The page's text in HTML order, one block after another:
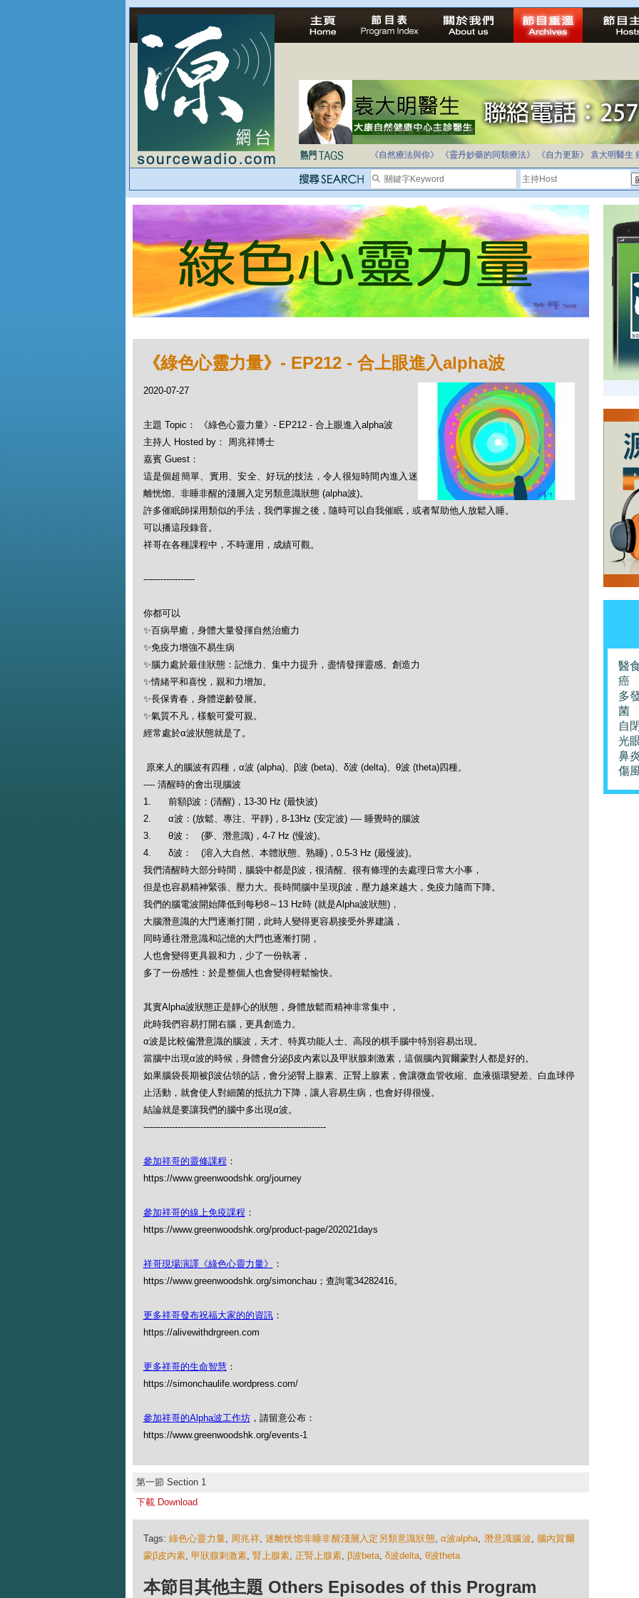
法治社會並不等同公正社會
自家教育合法化-推動多元化教育，全民學卷制
《自然療法與你》 《靈丹妙藥的同類療法》 《自力更新》 袁大明醫生
《綠色心靈力量》- EP212 - 合上眼進入alpha波
2020-07-27
主題 Topic： 《綠色心靈力量》- EP212 - 合上眼進入alpha波
主持人 Hosted by： 周兆祥博士
嘉賓 Guest：
這是個超簡單、實用、安全、好玩的技法，令人很短時間內進入迷
離恍惚、非睡非醒的淺層入定另類意識狀態 (alpha波)。
許多催眠師採用類似的手法，我們掌握之後，隨時可以自我催眠，或者幫助他人放鬆入睡。
可以播這段錄音。
祥哥在各種課程中，不時運用，成績可觀。
------------------
你都可以
✨百病早癒，身體大量發揮自然治癒力
✨免疫力增強不易生病
✨腦力處於最佳狀態：記憶力、集中力提升，盡情發揮靈感、創造力
✨情緒平和喜悅，親和力增加。
✨長保青春，身體逆齡發展。
✨氣質不凡，樣貌可愛可親。
經常處於α波狀態就是了。
原來人的腦波有四種，α波 (alpha)、β波 (beta)、δ波 (delta)、θ波 (theta)四種。
---- 清醒時的會出現腦波
1. 前額β波：(清醒)，13-30 Hz (最快波)
2. α波：(放鬆、專注、平靜)，8-13Hz (安定波) ---- 睡覺時的腦波
3. θ波： (夢、潛意識)，4-7 Hz (慢波)。
4. δ波： (溶入大自然、本體狀態、熟睡)，0.5-3 Hz (最慢波)。
我們清醒時大部分時間，腦袋中都是β波，很清醒、很有條理的去處理日常大小事，
但是也容易精神緊張、壓力大。長時間腦中呈現β波，壓力越來越大，免疫力隨而下降。
我們的腦電波開始降低到每秒8～13 Hz時 (就是Alpha波狀態)，
大腦潛意識的大門逐漸打開，此時人變得更容易接受外界建議，
同時通往潛意識和記憶的大門也逐漸打開，
人也會變得更具親和力，少了一份執著，
多了一份感性：於是整個人也會變得輕鬆愉快。
其實Alpha波狀態正是靜心的狀態，身體放鬆而精神非常集中，
此時我們容易打開右腦，更具創造力。
α波是比較偏潛意識的腦波，天才、特異功能人士、高段的棋手腦中特別容易出現。
當腦中出現α波的時候，身體會分泌β皮內素以及甲狀腺刺激素，這個腦內賀爾蒙對人都是好的。
如果腦袋長期被β波佔領的話，會分泌腎上腺素、正腎上腺素，會讓微血管收縮、血液循環變差、白血球停
止活動，就會使人對細菌的抵抗力下降，讓人容易生病，也會好得很慢。
結論就是要讓我們的腦中多出現α波。
----------------------------------------------------------------
參加祥哥的靈修課程 ：
https://www.greenwoodshk.org/journey
參加祥哥的線上免疫課程 ：
https://www.greenwoodshk.org/product-page/202021days
祥哥現場演譯《綠色心靈力量》
：
https://www.greenwoodshk.org/simonchau；查詢電34282416。
更多祥哥發布祝福大家的的資訊：
https://alivewithdrgreen.com
更多祥哥的生命智慧：
https://simonchaulife.wordpress.com/
參加祥哥的Alpha波工作坊，請留意公布：
https://www.greenwoodshk.org/events-1
第一節 Section 1
下載 Download
Tags: 綠色心靈力量, 周兆祥,迷離恍惚非睡非醒淺層入定另類意識狀態,α波alpha, 潛意識腦波, 腦內賀爾
蒙β皮內素, 甲狀腺刺激素, 腎上腺素, 正腎上腺素, β波beta, δ波delta, θ波theta
本節目其他主題 Others Episodes of this Program
醫
癌
多
菌
自
光
鼻
傷